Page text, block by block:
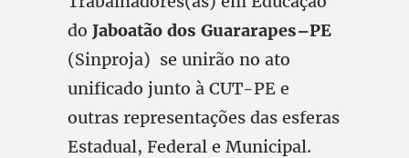
do Jaboatão dos Guararapes–PE
(Sinproja) se unirão no ato
unificado junto à CUT-PE e
outras representações das esferas
Estadual, Federal e Municipal.